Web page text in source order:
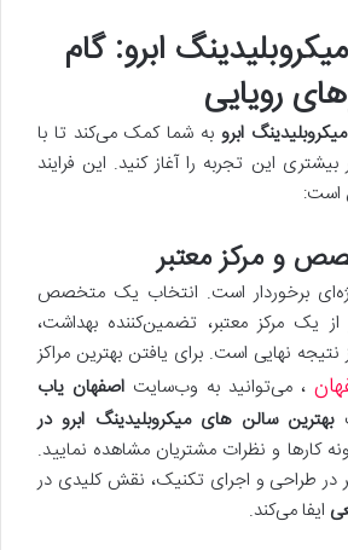
ابرو: گام
رویایی
ابرو به شما کمک می‌کند تا با
این تجربه را آغاز کنید. این فرایند
است:
برخوردار است. انتخاب یک متخصص
یک مرکز معتبر، تضمین‌کننده بهداشت،
نهایی است. برای یافتن بهترین مراکز
، می‌توانید به وب‌سایت اصفهان یاب
بهترین سالن های میکروبلیدینگ ابرو در
کارها و نظرات مشتریان مشاهده نمایید.
در طراحی و اجرای تکنیک، نقش کلیدی در
ایفا می‌کند.